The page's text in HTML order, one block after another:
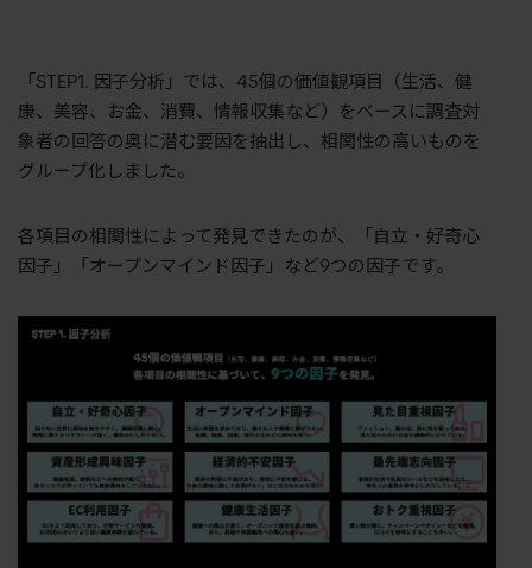
「STEP1. 因子分析」では、45個の価値観項目（生活、健
康、美容、お金、消費、情報収集など）をベースに調査対
象者の回答の奥に潜む要因を抽出し、相関性の高いものを
グループ化しました。
各項目の相関性によって発見できたのが、「自立・好奇心
因子」「オープンマインド因子」など9つの因子です。